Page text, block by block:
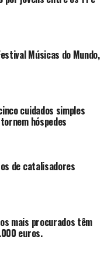
Músicas do Mundo,
cuidados simples
hóspedes
de catalisadores
mais procurados têm
euros.